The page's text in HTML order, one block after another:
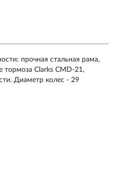
прочная стальная рама,
тормоза Clarks CMD-21,
Диаметр колес - 29